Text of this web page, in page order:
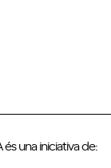
és una iniciativa de: